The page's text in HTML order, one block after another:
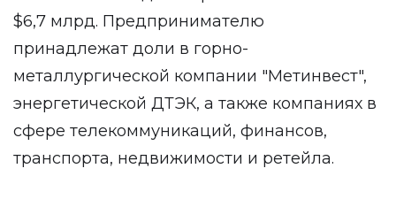
$6,7 млрд. Предпринимателю
принадлежат доли в горно-
металлургической компании "Метинвест",
энергетической ДТЭК, а также компаниях в
сфере телекоммуникаций, финансов,
транспорта, недвижимости и ретейла.